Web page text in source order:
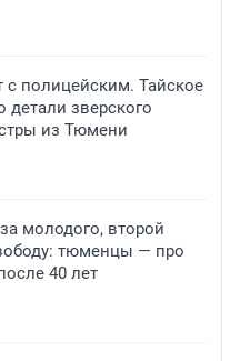
с полицейским. Тайское
детали зверского
из Тюмени
молодого, второй
тюменцы — про
40 лет